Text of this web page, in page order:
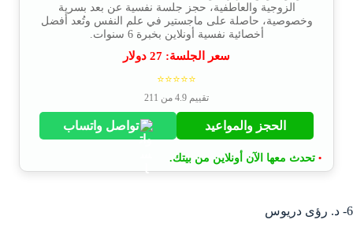
الزوجية والعاطفية، حجز جلسة نفسية عن بعد بسرية
وخصوصية، حاصلة على ماجستير في علم النفس وتُعد أفضل
أخصائية نفسية أونلاين بخبرة 6 سنوات.
سعر الجلسة: 27 دولار
⭐⭐⭐⭐⭐
تقييم 4.9 من 211
الحجز والمواعيد تواصل واتساب
• تحدث معها الآن أونلاين من بيتك.
6- د. رؤى دريوس